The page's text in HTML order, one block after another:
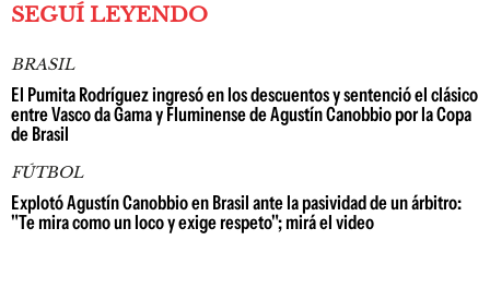
SEGUÍ LEYENDO
BRASIL
El Pumita Rodríguez ingresó en los descuentos y sentenció el clásico
entre Vasco da Gama y Fluminense de Agustín Canobbio por la Copa
de Brasil
FÚTBOL
Explotó Agustín Canobbio en Brasil ante la pasividad de un árbitro:
"Te mira como un loco y exige respeto"; mirá el video